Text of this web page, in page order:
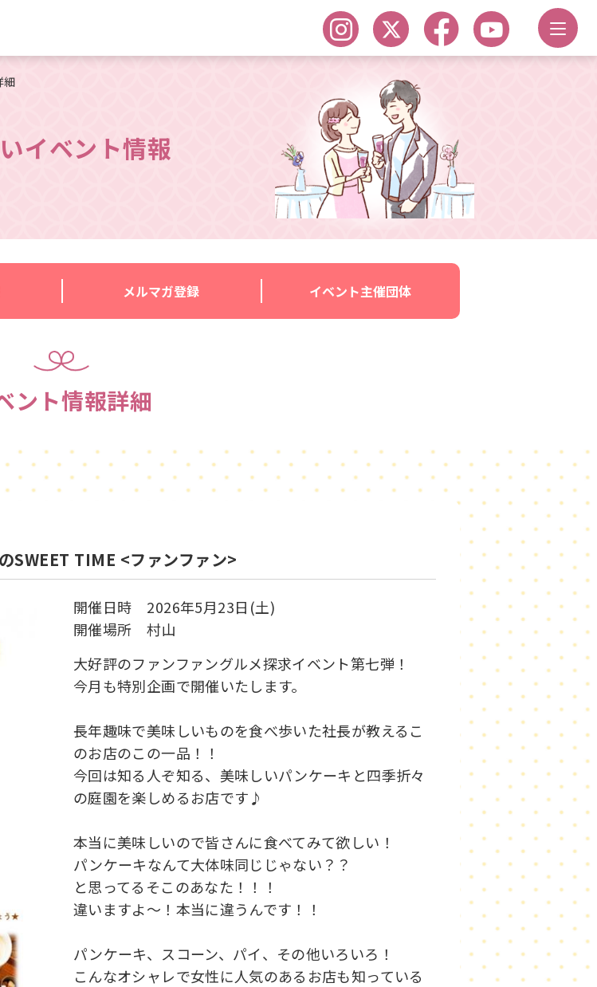
細
イベント情報
メルマガ登録 イベント主催団体
ント情報詳細
SWEET TIME <ファンファン>
開催日時 2026年5月23日(土)
開催場所 村山
大好評のファンファングルメ探求イベント第七弾！
今月も特別企画で開催いたします。
長年趣味で美味しいものを食べ歩いた社長が教えるこ
のお店のこの一品！！
今回は知る人ぞ知る、美味しいパンケーキと四季折々
の庭園を楽しめるお店です♪
本当に美味しいので皆さんに食べてみて欲しい！
パンケーキなんて大体味同じじゃない？？
と思ってるそこのあなた！！！
違いますよ～！本当に違うんです！！
パンケーキ、スコーン、パイ、その他いろいろ！
こんなオシャレで女性に人気のあるお店も知っている